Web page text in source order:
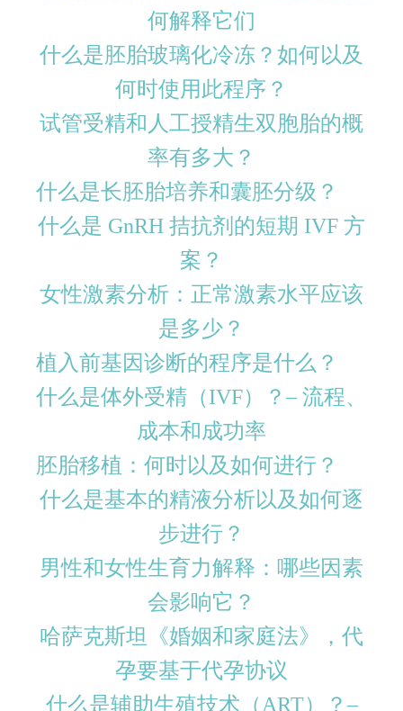
何解释它们
什么是胚胎玻璃化冷冻？如何以及
何时使用此程序？
试管受精和人工授精生双胞胎的概
率有多大？
什么是长胚胎培养和囊胚分级？
什么是 GnRH 拮抗剂的短期 IVF 方
案？
女性激素分析：正常激素水平应该
是多少？
植入前基因诊断的程序是什么？
什么是体外受精（IVF）？– 流程、
成本和成功率
胚胎移植：何时以及如何进行？
什么是基本的精液分析以及如何逐
步进行？
男性和女性生育力解释：哪些因素
会影响它？
哈萨克斯坦《婚姻和家庭法》，代
孕要基于代孕协议
什么是辅助生殖技术（ART）？–